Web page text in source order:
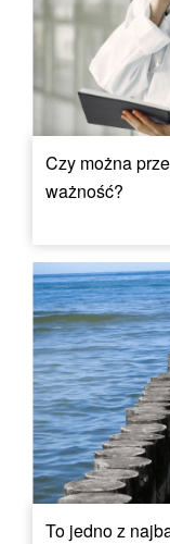
Czy można
ważność?
To jedno z